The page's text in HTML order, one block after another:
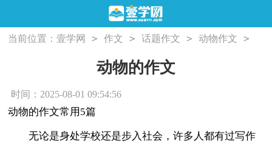
当前位置：壹学网 > 作文 > 话题作文 > 动物作文 >
动物的作文
时间：2025-08-01 09:54:56
动物的作文常用5篇
无论是身处学校还是步入社会，许多人都有过写作